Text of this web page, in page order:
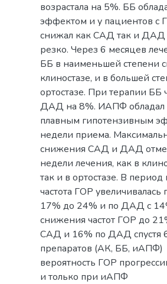
возрастала на 5%. ББ
эффектом и у пациентов с
снижал как САД так и ДАД в
резко. Через 6 месяцев
ББ в наименьшей степени
клиностазе, и в большей
ортостазе. При терапии ББ
ДАД на 8%. ИАПФ обладал
плавным гипотензивным
недели приема.
снижения САД и ДАД
недели лечения, как в
так и в ортостазе. В
частота ГОР
17% до 24% и по ДАД с
снижения частот ГОР до
САД и 16% по ДАД спустя
препаратов (АК, ББ, иАПФ)
вероятность ГОР
и только при иАПФ